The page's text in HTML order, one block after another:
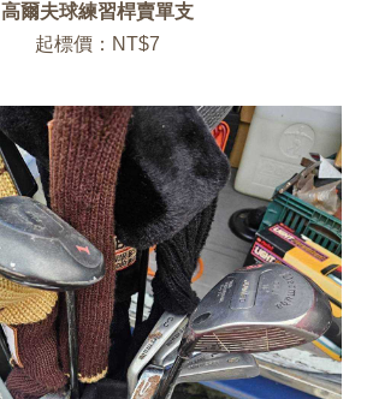
高爾夫球練習桿賣單支
起標價：NT$7